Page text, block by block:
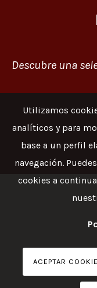
Utilizamos
analíticos y para
base a un perfil
navegación.
cookies a
ACEPTAR
Descubre una